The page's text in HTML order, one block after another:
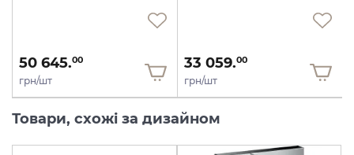
50 645.00
грн/шт
33 059.00
грн/шт
Товари, схожі за дизайном